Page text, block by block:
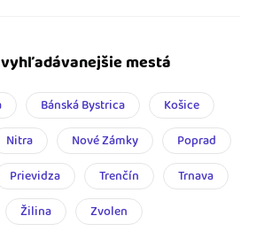
mestá
Bánská Bystrica
Košice
Nitra Nové Zámky
Poprad
Prievidza Trenčín
Trnava
Žilina
Zvolen